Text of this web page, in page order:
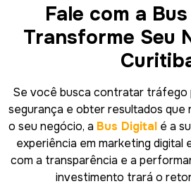
Fale com a
Transforme Seu
Se você busca contratar tráfego
segurança e obter resultados que
o seu negócio, a Bus Digitalé a
experiência em marketing digital
com a transparência e a
investimento trará o